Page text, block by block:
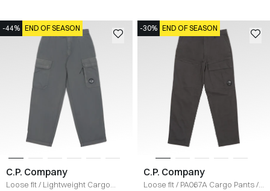
-44% END OF SEASON
C.P. Company
Loose fit/ Lightweight Cargo
-30% END OF SEASON
C.P. Company
Loose fit/ PA067A Cargo Pants/